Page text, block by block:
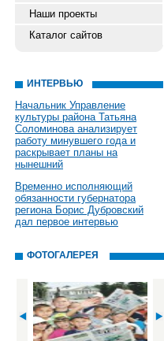
Наши проекты
Каталог сайтов
ИНТЕРВЬЮ
Начальник Управление
культуры района Татьяна
Соломинова анализирует
работу минувшего года и
раскрывает планы на
нынешний
Временно исполняющий
обязанности губернатора
региона Борис Дубровский
дал первое интервью
ФОТОГАЛЕРЕЯ